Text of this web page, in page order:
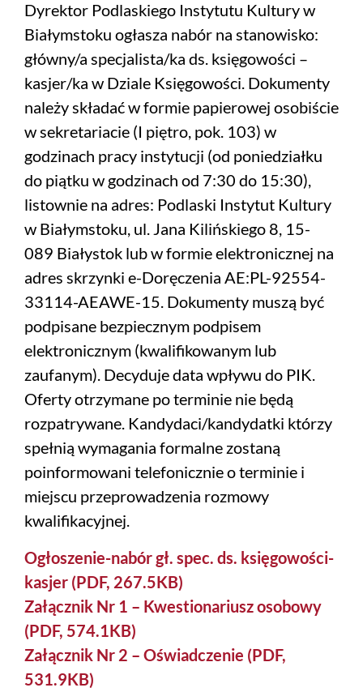
Dyrektor Podlaskiego Instytutu Kultury w
Białymstoku ogłasza nabór na stanowisko:
główny/a specjalista/ka ds. księgowości –
kasjer/ka w Dziale Księgowości. Dokumenty
należy składać w formie papierowej osobiście
w sekretariacie (I piętro, pok. 103) w
godzinach pracy instytucji (od poniedziałku
do piątku w godzinach od 7:30 do 15:30),
listownie na adres: Podlaski Instytut Kultury
w Białymstoku, ul. Jana Kilińskiego 8, 15-
089 Białystok lub w formie elektronicznej na
adres skrzynki e-Doręczenia AE:PL-92554-
33114-AEAWE-15. Dokumenty muszą być
podpisane bezpiecznym podpisem
elektronicznym (kwalifikowanym lub
zaufanym). Decyduje data wpływu do PIK.
Oferty otrzymane po terminie nie będą
rozpatrywane. Kandydaci/kandydatki którzy
spełnią wymagania formalne zostaną
poinformowani telefonicznie o terminie i
miejscu przeprowadzenia rozmowy
kwalifikacyjnej.
Ogłoszenie-nabór gł. spec. ds. księgowości-
kasjer (PDF, 267.5KB)
Załącznik Nr 1 – Kwestionariusz osobowy
(PDF, 574.1KB)
Załącznik Nr 2 – Oświadczenie (PDF,
531.9KB)